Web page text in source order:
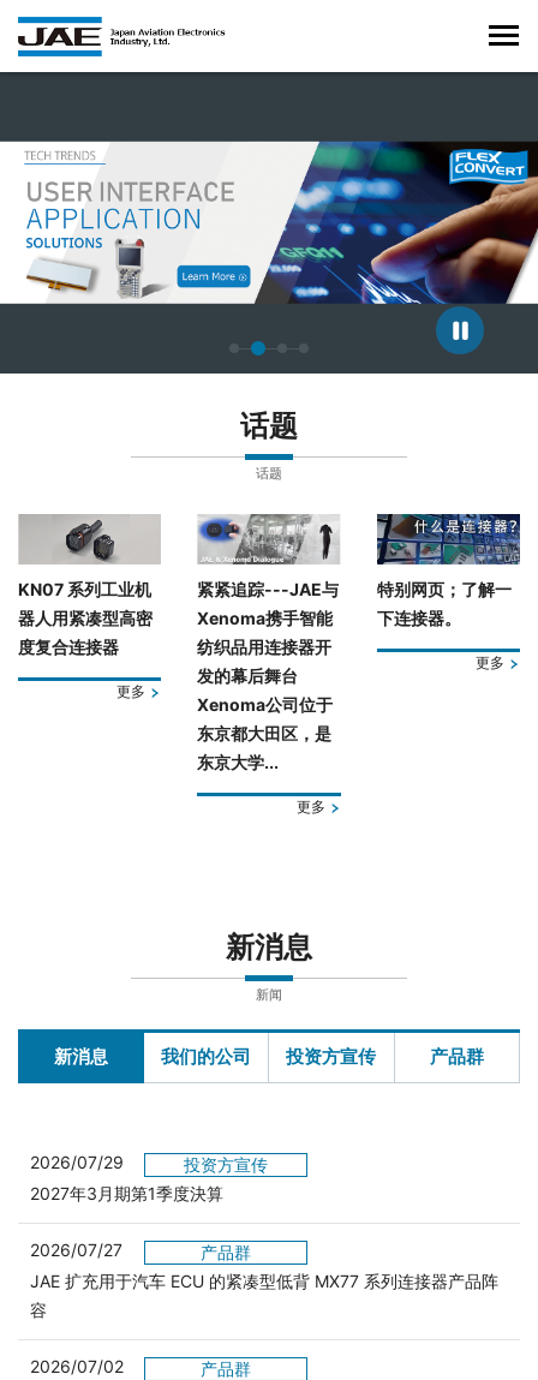
话题
话题
KN07 系列工业机
器人用紧凑型高密
度复合连接器
更多
紧紧追踪---JAE与
Xenoma携手智能
纺织品用连接器开
发的幕后舞台
Xenoma公司位于
东京都大田区，是
东京大学...
更多
特别网页；了解一
下连接器。
更多
新消息
新闻
新消息 我们的公司 投资方宣传 产品群
2026/07/29
投资方宣传
2027年3月期第1季度決算
2026/07/27
产品群
JAE 扩充用于汽车 ECU 的紧凑型低背 MX77 系列连接器产品阵
容
2026/07/02
产品群